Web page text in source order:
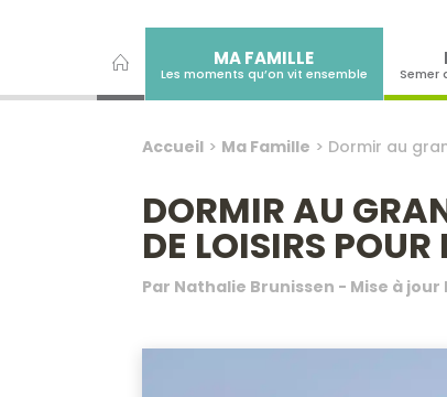
MA FAMILLE
Les moments qu’on vit ensemble Semer
Accueil> Ma Famille > Dormir au
DORMIR AU
DE LOISIRS
Par Nathalie Brunissen - Mise à jour